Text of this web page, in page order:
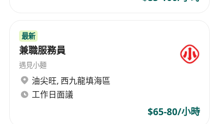
skills - we want you to foster genuine
relationships with our Members and your
team
A strong command of English and Chinese
Proficiency in MS Office and Chinese word
最新
兼職服務員
遇見小麵
油尖旺, 西九龍填海區
工作日面議
$65-80/小時